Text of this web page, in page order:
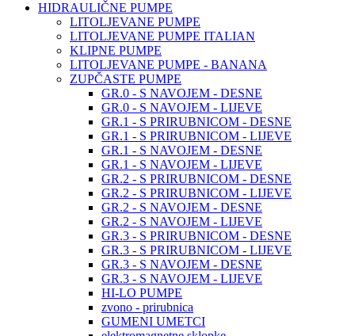
HIDRAULIČNE PUMPE
LITOLJEVANE PUMPE
LITOLJEVANE PUMPE ITALIAN
KLIPNE PUMPE
LITOLJEVANE PUMPE - BANANA
ZUPČASTE PUMPE
GR.0 - S NAVOJEM - DESNE
GR.0 - S NAVOJEM - LIJEVE
GR.1 - S PRIRUBNICOM - DESNE
GR.1 - S PRIRUBNICOM - LIJEVE
GR.1 - S NAVOJEM - DESNE
GR.1 - S NAVOJEM - LIJEVE
GR.2 - S PRIRUBNICOM - DESNE
GR.2 - S PRIRUBNICOM - LIJEVE
GR.2 - S NAVOJEM - DESNE
GR.2 - S NAVOJEM - LIJEVE
GR.3 - S PRIRUBNICOM - DESNE
GR.3 - S PRIRUBNICOM - LIJEVE
GR.3 - S NAVOJEM - DESNE
GR.3 - S NAVOJEM - LIJEVE
HI-LO PUMPE
zvono - prirubnica
GUMENI UMETCI